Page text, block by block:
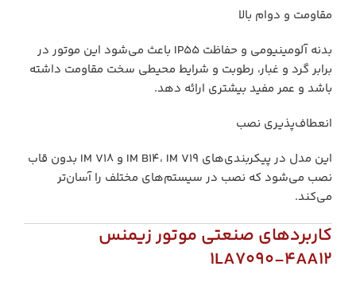
مقاومت و دوام بالا
بدنه آلومینیومی و حفاظت IP55 باعث می‌شود این موتور در
برابر گرد و غبار، رطوبت و شرایط محیطی سخت مقاومت داشته
باشد و عمر مفید بیشتری ارائه دهد.
انعطاف‌پذیری نصب
این مدل در پیکربندی‌های IM B14، IM V19 و IM V18 بدون قاب
نصب می‌شود که نصب در سیستم‌های مختلف را آسان‌تر
می‌کند.
کاربردهای صنعتی موتور زیمنس
1LA7090‑4AA12